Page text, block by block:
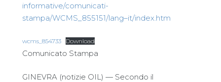
informative/comunicati-
stampa/WCMS_855151/lang–it/index.htm
wcms_854733 Download
Comunicato Stampa
GINEVRA (notizie OIL) — Secondo il